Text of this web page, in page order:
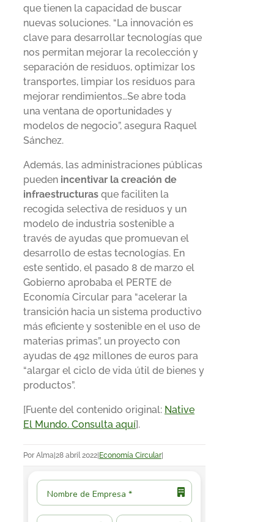
que tienen la capacidad de buscar
nuevas soluciones. “La innovación es
clave para desarrollar tecnologías que
nos permitan mejorar la recolección y
separación de residuos, optimizar los
transportes, limpiar los residuos para
mejorar rendimientos…Se abre toda
una ventana de oportunidades y
modelos de negocio”, asegura Raquel
Sánchez.
Además, las administraciones públicas
pueden incentivar la creación de
infraestructuras que faciliten la
recogida selectiva de residuos y un
modelo de industria sostenible a
través de ayudas que promuevan el
desarrollo de estas tecnologías. En
este sentido, el pasado 8 de marzo el
Gobierno aprobaba el PERTE de
Economía Circular para “acelerar la
transición hacia un sistema productivo
más eficiente y sostenible en el uso de
materias primas”, un proyecto con
ayudas de 492 millones de euros para
“alargar el ciclo de vida útil de bienes y
productos”.
[Fuente del contenido original: Native
El Mundo. Consulta aquí].
Por Alma|28 abril 2022|Economía Circular|